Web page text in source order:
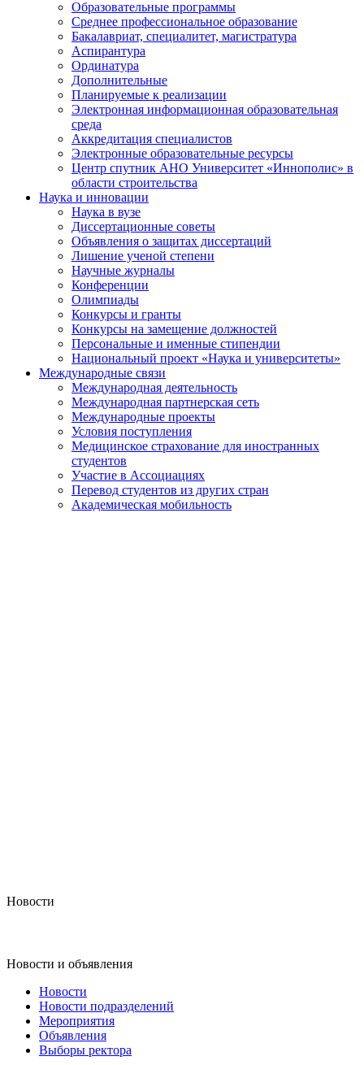
Образовательные программы
Среднее профессиональное образование
Бакалавриат, специалитет, магистратура
Аспирантура
Ординатура
Дополнительные
Планируемые к реализации
Электронная информационная образовательная
среда
Аккредитация специалистов
Электронные образовательные ресурсы
Центр спутник АНО Университет «Иннополис» в
области строительства
Наука и инновации
Наука в вузе
Диссертационные советы
Объявления о защитах диссертаций
Лишение ученой степени
Научные журналы
Конференции
Олимпиады
Конкурсы и гранты
Конкурсы на замещение должностей
Персональные и именные стипендии
Национальный проект «Наука и университеты»
Международные связи
Международная деятельность
Международная партнерская сеть
Международные проекты
Условия поступления
Медицинское страхование для иностранных
студентов
Участие в Ассоциациях
Перевод студентов из других стран
Академическая мобильность
Новости
Новости и объявления
Новости
Новости подразделений
Мероприятия
Объявления
Выборы ректора